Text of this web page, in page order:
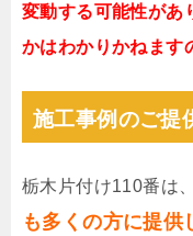
変動する可能性があ
かはわかりかねます
施工事例のご提
栃木片付け110番は、
も多くの方に提供